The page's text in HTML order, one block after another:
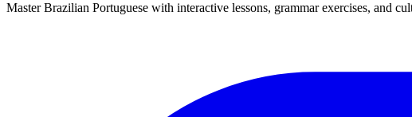
Master Brazilian Portuguese with interactive lessons, grammar exercises, and